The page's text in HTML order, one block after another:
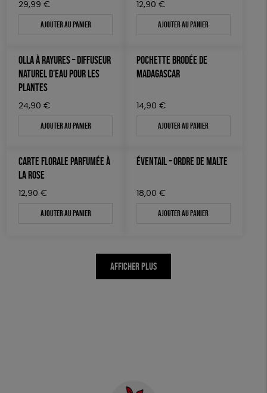
29,99 €
Ajouter au panier
12,90 €
Ajouter au panier
OLLA À RAYURES – DIFFUSEUR
NATUREL D’EAU POUR LES
PLANTES
24,90 €
Ajouter au panier
POCHETTE BRODÉE DE
MADAGASCAR
14,90 €
Ajouter au panier
CARTE FLORALE PARFUMÉE À
LA ROSE
12,90 €
Ajouter au panier
ÉVENTAIL – ORDRE DE MALTE
18,00 €
Ajouter au panier
AFFICHER PLUS